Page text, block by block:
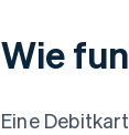
Wie
Eine